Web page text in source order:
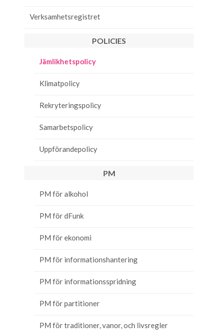
Verksamhetsregistret
POLICIES
Jämlikhetspolicy
Klimatpolicy
Rekryteringspolicy
Samarbetspolicy
Uppförandepolicy
PM
PM för alkohol
PM för dFunk
PM för ekonomi
PM för informationshantering
PM för informationsspridning
PM för partitioner
PM för traditioner, vanor, och livsregler